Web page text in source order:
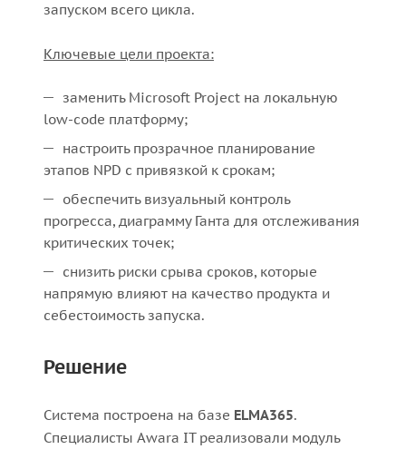
запуском всего цикла.
Ключевые цели проекта:
заменить Microsoft Project на локальную
low-code платформу;
настроить прозрачное планирование
этапов NPD с привязкой к срокам;
обеспечить визуальный контроль
прогресса, диаграмму Ганта для отслеживания
критических точек;
снизить риски срыва сроков, которые
напрямую влияют на качество продукта и
себестоимость запуска.
Решение
Система построена на базе ELMA365.
Специалисты Awara IT реализовали модуль